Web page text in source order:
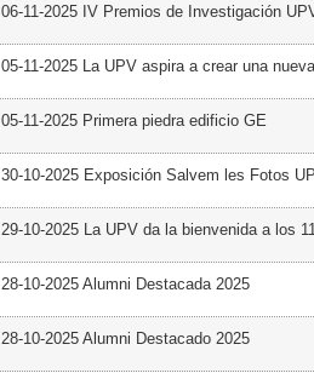
06-11-2025 IV Premios de Investigación
05-11-2025 La UPV aspira a crear una
05-11-2025 Primera piedra edificio GE
30-10-2025 Exposición Salvem les Fotos
29-10-2025 La UPV da la bienvenida a los
28-10-2025 Alumni Destacada 2025
28-10-2025 Alumni Destacado 2025